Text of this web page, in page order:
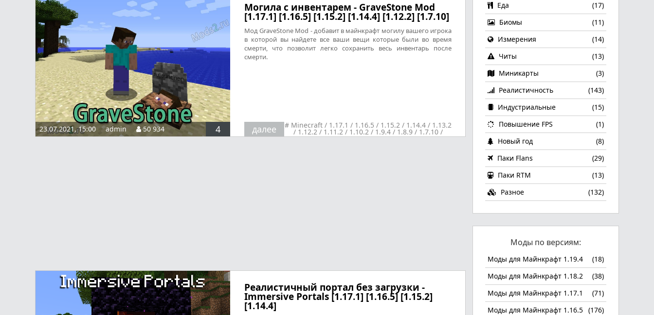
23.07.2021, 15:00 admin 50 934 4
Могила с инвентарем - GraveStone Mod
[1.17.1] [1.16.5] [1.15.2] [1.14.4] [1.12.2] [1.7.10]
Мод GraveStone Mod - добавит в майнкрафт могилу вашего игрока
в которой вы найдете все ваши вещи которые были во время
смерти, что позволит легко сохранить весь инвентарь после
смерти.
далее # Minecraft/ 1.17.1 / 1.16.5 / 1.15.2/ 1.14.4/ 1.13.2
/ 1.12.2/ 1.11.2/ 1.10.2/ 1.9.4/ 1.8.9/ 1.7.10/
Разные/Реалистичность
Реалистичный портал без загрузки -
Immersive Portals [1.17.1] [1.16.5] [1.15.2]
[1.14.4]
Еда
(17)
Биомы
(11)
Измерения
(14)
Читы
(13)
Миникарты
(3)
Реалистичность
(143)
Индустриальные
(15)
Повышение FPS
(1)
Новый год
(8)
Паки Flans
(29)
Паки RTM
(13)
Разное
(132)
Моды по версиям:
Моды для Майнкрафт 1.19.4
(18)
Моды для Майнкрафт 1.18.2
(38)
Моды для Майнкрафт 1.17.1
(71)
Моды для Майнкрафт 1.16.5 (176)